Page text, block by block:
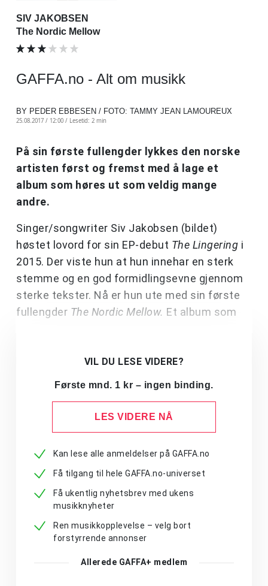
SIV JAKOBSEN
The Nordic Mellow
GAFFA.no - Alt om musikk
BY PEDER EBBESEN / FOTO: TAMMY JEAN LAMOUREUX
25.08.2017 / 12:00 / Lesetid: 2 min
På sin første fullengder lykkes den norske
artisten først og fremst med å lage et
album som høres ut som veldig mange
andre.
Singer/songwriter Siv Jakobsen (bildet)
høstet lovord for sin EP-debut The Lingering i
2015. Der viste hun at hun innehar en sterk
stemme og en god formidlingsevne gjennom
sterke tekster. Nå er hun ute med sin første
fullengder The Nordic Mellow. Et album som
VIL DU LESE VIDERE?
Første mnd. 1 kr – ingen binding.
LES VIDERE NÅ
Kan lese alle anmeldelser på GAFFA.no
Få tilgang til hele GAFFA.no-universet
Få ukentlig nyhetsbrev med ukens
musikknyheter
Ren musikkopplevelse – velg bort
forstyrrende annonser
Allerede GAFFA+ medlem